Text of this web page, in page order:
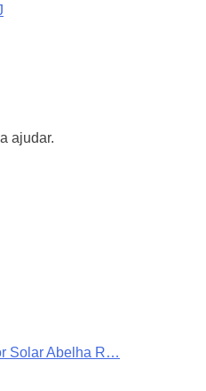
ajudar.
Solar Abelha R…